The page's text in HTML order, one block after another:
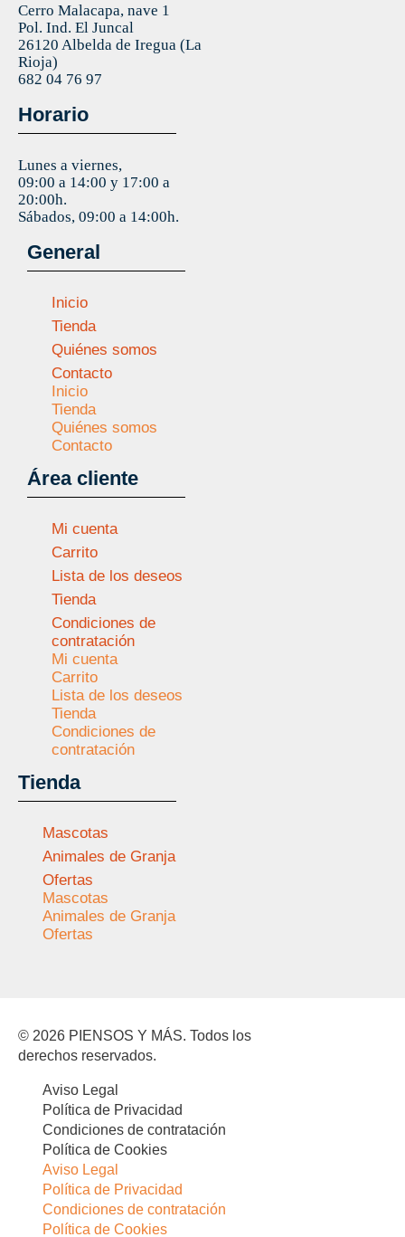
Cerro Malacapa, nave 1
Pol. Ind. El Juncal
26120 Albelda de Iregua (La
Rioja)
682 04 76 97
Horario
Lunes a viernes,
09:00 a 14:00 y 17:00 a
20:00h.
Sábados, 09:00 a 14:00h.
General
Inicio
Tienda
Quiénes somos
Contacto
Inicio
Tienda
Quiénes somos
Contacto
Área cliente
Mi cuenta
Carrito
Lista de los deseos
Tienda
Condiciones de
contratación
Mi cuenta
Carrito
Lista de los deseos
Tienda
Condiciones de
contratación
Tienda
Mascotas
Animales de Granja
Ofertas
Mascotas
Animales de Granja
Ofertas
© 2026 PIENSOS Y MÁS. Todos los
derechos reservados.
Aviso Legal
Política de Privacidad
Condiciones de contratación
Política de Cookies
Aviso Legal
Política de Privacidad
Condiciones de contratación
Política de Cookies